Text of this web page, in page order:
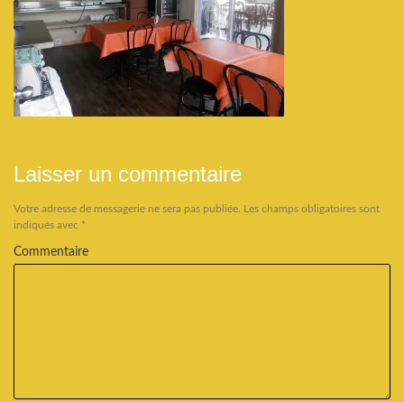
Laisser un commentaire
Votre adresse de messagerie ne sera pas publiée. Les champs obligatoires sont
indiqués avec *
Commentaire